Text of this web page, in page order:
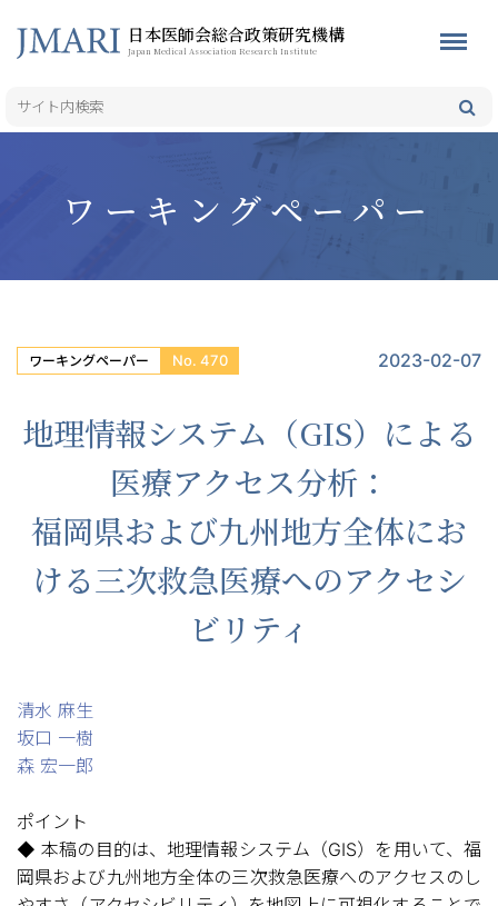
日本医師会総合政策研究機構
Japan Medical Association Research Institute
ワーキングペーパー
ワーキングペーパー No. 470 2023-02-07
地理情報システム（GIS）による
医療アクセス分析：
福岡県および九州地方全体にお
ける三次救急医療へのアクセシ
ビリティ
清水 麻生
坂口 一樹
森 宏一郎
ポイント
◆ 本稿の目的は、地理情報システム（GIS）を用いて、福
岡県および九州地方全体の三次救急医療へのアクセスのし